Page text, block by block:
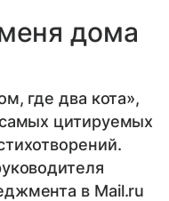
дома
где два кота»,
цитируемых
в Mail.ru